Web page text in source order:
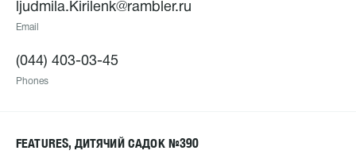
ljudmila.Kirilenk@rambler.ru
Email
(044) 403-03-45
Phones
FEATURES, ДИТЯЧИЙ САДОК №390